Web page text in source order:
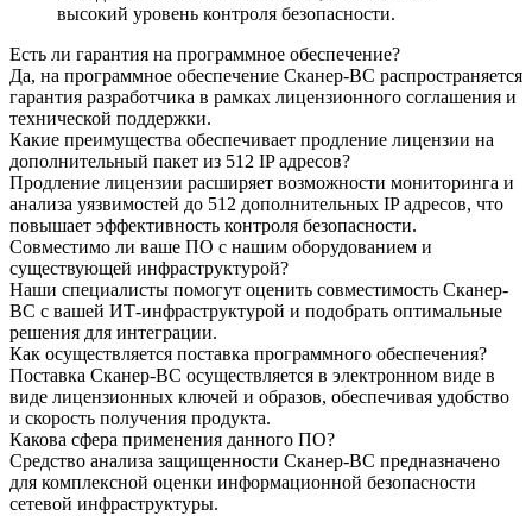
высокий уровень контроля безопасности.
Есть ли гарантия на программное обеспечение?
Да, на программное обеспечение Сканер-ВС распространяется
гарантия разработчика в рамках лицензионного соглашения и
технической поддержки.
Какие преимущества обеспечивает продление лицензии на
дополнительный пакет из 512 IP адресов?
Продление лицензии расширяет возможности мониторинга и
анализа уязвимостей до 512 дополнительных IP адресов, что
повышает эффективность контроля безопасности.
Совместимо ли ваше ПО с нашим оборудованием и
существующей инфраструктурой?
Наши специалисты помогут оценить совместимость Сканер-
ВС с вашей ИТ-инфраструктурой и подобрать оптимальные
решения для интеграции.
Как осуществляется поставка программного обеспечения?
Поставка Сканер-ВС осуществляется в электронном виде в
виде лицензионных ключей и образов, обеспечивая удобство
и скорость получения продукта.
Какова сфера применения данного ПО?
Средство анализа защищенности Сканер-ВС предназначено
для комплексной оценки информационной безопасности
сетевой инфраструктуры.